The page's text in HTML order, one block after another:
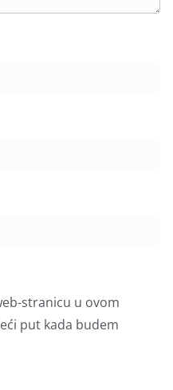
stranicu u ovom
put kada budem